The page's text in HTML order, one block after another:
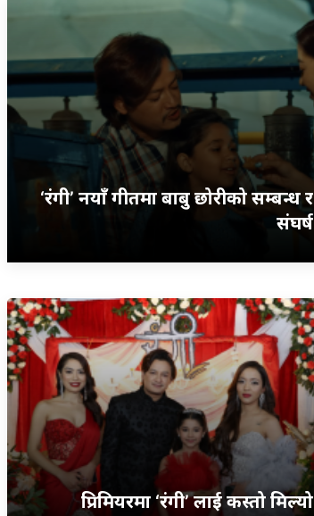
‘रंगी’ नयाँ गीतमा बाबु छोरीको सम्बन्ध र
संघर्ष
प्रिमियरमा ‘रंगी’ लाई कस्तो मिल्यो